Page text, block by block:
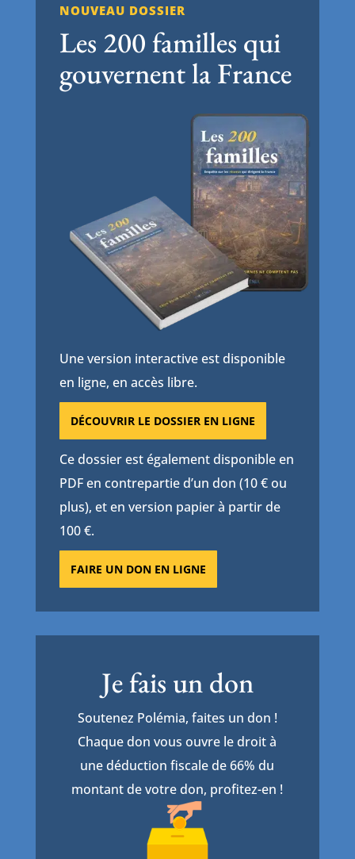
NOUVEAU DOSSIER
Les 200 familles qui
gouvernent la France
Une version interactive est disponible
en ligne, en accès libre.
DÉCOUVRIR LE DOSSIER EN LIGNE
Ce dossier est également disponible en
PDF en contrepartie d’un don (10 € ou
plus), et en version papier à partir de
100 €.
FAIRE UN DON EN LIGNE
Je fais un don
Soutenez Polémia, faites un don !
Chaque don vous ouvre le droit à
une déduction fiscale de 66% du
montant de votre don, profitez-en !